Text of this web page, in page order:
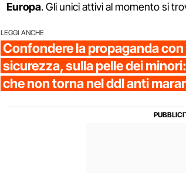
Europa. Gli unici attivi al momento si
LEGGI ANCHE
Confondere la propaganda con
sicurezza, sulla pelle dei
che non torna nel ddl anti